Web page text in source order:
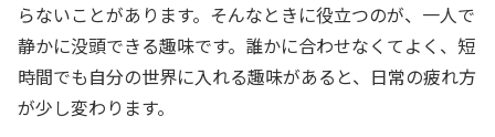
らないことがあります。そんなときに役立つのが、一人で
静かに没頭できる趣味です。誰かに合わせなくてよく、短
時間でも自分の世界に入れる趣味があると、日常の疲れ方
が少し変わります。